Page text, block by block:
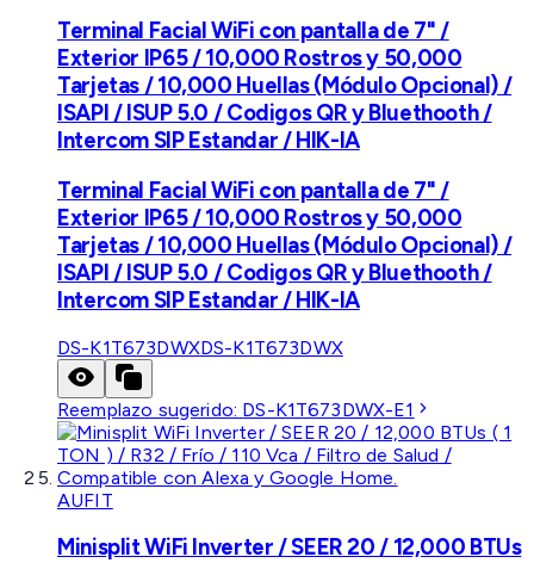
Terminal Facial WiFi con pantalla de 7" /
Exterior IP65 / 10,000 Rostros y 50,000
Tarjetas / 10,000 Huellas (Módulo Opcional) /
ISAPI / ISUP 5.0 / Codigos QR y Bluethooth /
Intercom SIP Estandar / HIK-IA
Terminal Facial WiFi con pantalla de 7" /
Exterior IP65 / 10,000 Rostros y 50,000
Tarjetas / 10,000 Huellas (Módulo Opcional) /
ISAPI / ISUP 5.0 / Codigos QR y Bluethooth /
Intercom SIP Estandar / HIK-IA
DS-K1T673DWXDS-K1T673DWX
Reemplazo sugerido: DS-K1T673DWX-E1
AUFIT
Minisplit WiFi Inverter / SEER 20 / 12,000 BTUs